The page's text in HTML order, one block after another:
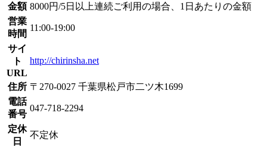
金額 8000円/5日以上連続ご利用の場合、1日あたりの金額
営業
時間
11:00-19:00
サイ
ト
URL
http://chirinsha.net
住所 〒270-0027 千葉県松戸市二ツ木1699
電話
番号
047-718-2294
定休
日
不定休